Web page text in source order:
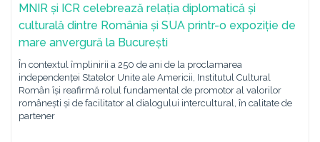
MNIR și ICR celebrează relația diplomatică și
culturală dintre România și SUA printr-o expoziție de
mare anvergură la București
În contextul împlinirii a 250 de ani de la proclamarea
independenței Statelor Unite ale Americii, Institutul Cultural
Român își reafirmă rolul fundamental de promotor al valorilor
românești și de facilitator al dialogului intercultural, în calitate de
partener